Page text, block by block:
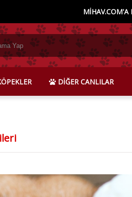
MİHAV.COM'A
DİĞER CANLILAR